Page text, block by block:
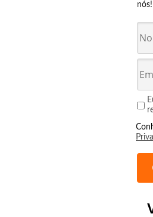
nós!